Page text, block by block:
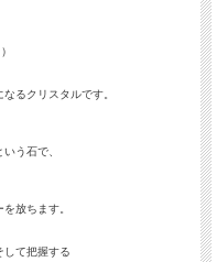
るクリスタルです。
う石で、
放ちます。
して把握する